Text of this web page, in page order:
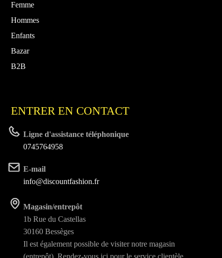
Femme
Hommes
Enfants
Bazar
B2B
ENTRER EN CONTACT
Ligne d'assistance téléphonique
0745764958
E-mail
info@discountfashion.fr
Magasin/entrepôt
1b Rue du Castellas
30160 Bessèges
Il est également possible de visiter notre magasin
(entrepôt). Rendez-vous ici pour le service clientèle.